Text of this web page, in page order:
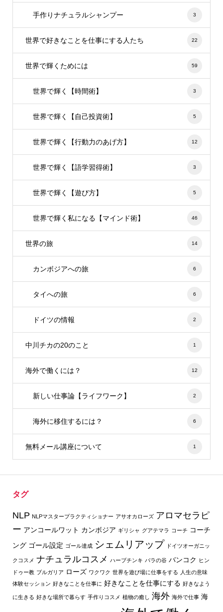
手作りナチュラルシャンプー 3
世界で好きなことを仕事にする人たち 22
世界で輝くためには 59
世界で輝く【時間術】 3
世界で輝く【自己投資術】 5
世界で輝く【行動力のあげ方】 12
世界で輝く【語学習得術】 3
世界で輝く【遊び方】 5
世界で輝く私になる【マインド術】 46
世界の旅 14
カンボジアへの旅 6
タイへの旅 6
ドイツの情報 2
中川チカの20のこと 1
海外で働くには？ 12
新しい仕事論【ライフワーク】 2
海外に移住するには？ 6
無料メール講座について 1
タグ
NLP NLPマスタープラクティショナー アサオカローズ アロマセラピ
ー アンコールワット カンボジア ギリシャ グアテマラ コーチ コーチ
ング ゴール設定 ゴール達成 シェムリアップ ドイツオーガニッ
クコスメ ナチュラルコスメ ハーブチンキ バラの谷 バンコク
ヒン
ドゥー教 ブルガリア ローズ ワクワク 世界を遊び場に仕事をする
人生の意味
体験セッション 好きなことを仕事に 好きなことを仕事にする 好きなよう
に生きる 好きな場所で暮らす 手作りコスメ 植物の癒し 海外 海外で仕事 海